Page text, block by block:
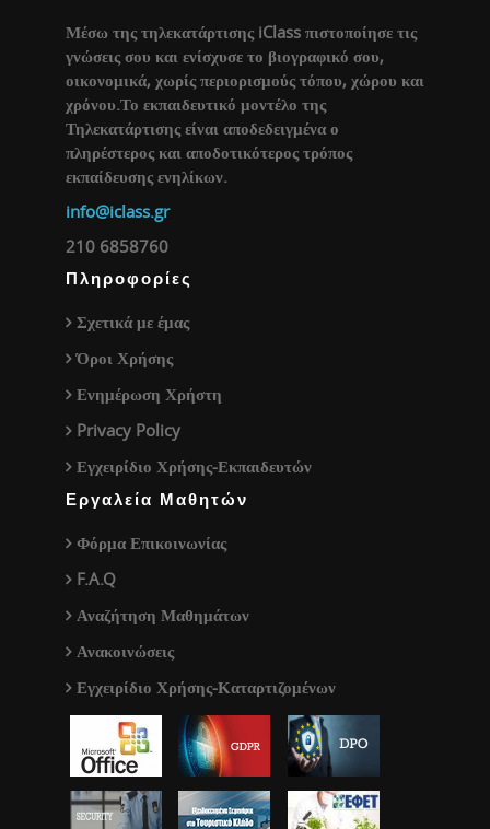
Μέσω της τηλεκατάρτισης iClass πιστοποίησε τις
γνώσεις σου και ενίσχυσε το βιογραφικό σου,
οικονομικά, χωρίς περιορισμούς τόπου, χώρου και
χρόνου.Το εκπαιδευτικό μοντέλο της
Τηλεκατάρτισης είναι αποδεδειγμένα ο
πληρέστερος και αποδοτικότερος τρόπος
εκπαίδευσης ενηλίκων.
info@iclass.gr
210 6858760
Πληροφορίες
Σχετικά με έμας
Όροι Χρήσης
Ενημέρωση Χρήστη
Privacy Policy
Εγχειρίδιο Χρήσης-Εκπαιδευτών
Εργαλεία Μαθητών
Φόρμα Επικοινωνίας
F.A.Q
Αναζήτηση Μαθημάτων
Ανακοινώσεις
Εγχειρίδιο Χρήσης-Καταρτιζομένων